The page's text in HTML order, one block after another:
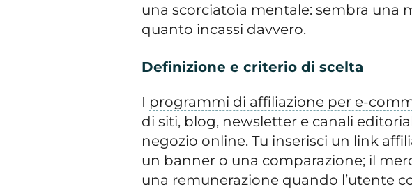
una scorciatoia mentale: sembra una
quanto incassi davvero.
Definizione e criterio di scelta
I programmi di affiliazione per e-
di siti, blog, newsletter e canali
negozio online. Tu inserisci un link
un banner o una comparazione; il
una remunerazione quando l’utente